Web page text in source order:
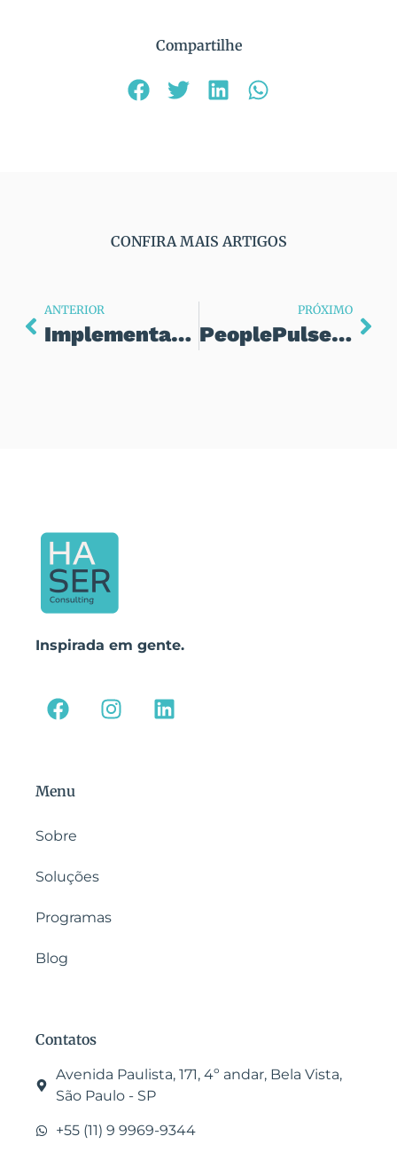
Compartilhe
CONFIRA MAIS ARTIGOS
ANTERIOR
Implementação de Employee Value Proposition (EVP) pela Haser Consultoria
PRÓXIMO
PeoplePulse: Transforme sua Cultura Organizacional e Valorização de Colaboradores
Inspirada em gente.
Menu
Sobre
Soluções
Programas
Blog
Contatos
Avenida Paulista, 171, 4º andar, Bela Vista,
São Paulo - SP
+55 (11) 9 9969-9344